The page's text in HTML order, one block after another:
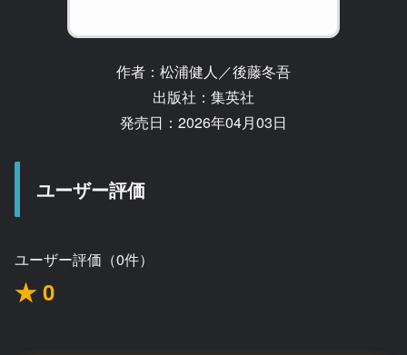
作者：松浦健人／後藤冬吾
出版社：集英社
発売日：2026年04月03日
ユーザー評価
ユーザー評価（0件）
★ 0